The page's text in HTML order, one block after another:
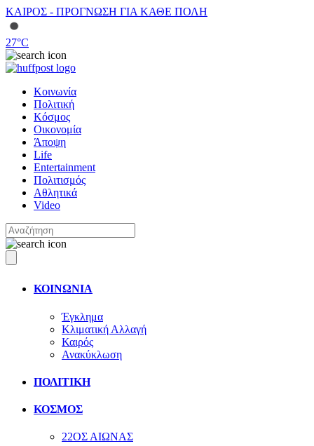
ΚΑΙΡΟΣ - ΠΡΟΓΝΩΣΗ ΓΙΑ ΚΑΘΕ ΠΟΛΗ
27°C
Κοινωνία
Πολιτική
Κόσμος
Οικονομία
Άποψη
Life
Entertainment
Πολιτισμός
Αθλητικά
Video
ΚΟΙΝΩΝΙΑ
Έγκλημα
Κλιματική Αλλαγή
Καιρός
Ανακύκλωση
ΠΟΛΙΤΙΚΗ
ΚΟΣΜΟΣ
22ΟΣ ΑΙΩΝΑΣ